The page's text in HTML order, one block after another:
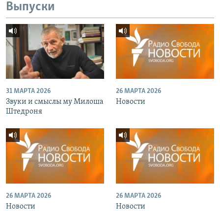
Выпуски
31 МАРТА 2026
Звуки и смыслы му Милоша
Штедроня
26 МАРТА 2026
Новости
26 МАРТА 2026
Новости
26 МАРТА 2026
Новости